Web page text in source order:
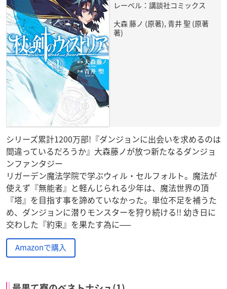
レーベル：講談社コミックス
大森 藤ノ (原著), 青井 聖 (原著
著)
シリーズ累計1200万部!『ダンジョンに出会いを求めるのは
間違っているだろうか』大森藤ノが放つ新たなるダンジョ
ンファンタジー
リガーデン魔法学院で学ぶウィル・セルフォルト。魔法が
使えず『無能者』と軽んじられる少年は、魔法世界の頂
『塔』を目指す事を諦めていなかった。単位不足を補うた
め、ダンジョンに潜りモンスターを狩り続ける!! 幼き日に
交わした『約束』を果たす為に──
Amazonで購入